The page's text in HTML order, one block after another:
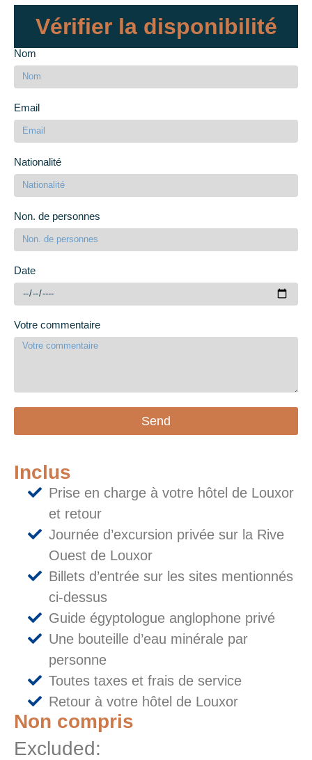
Vérifier la disponibilité
Nom
Email
Nationalité
Non. de personnes
Date
Votre commentaire
Send
Inclus
Prise en charge à votre hôtel de Louxor
et retour
Journée d’excursion privée sur la Rive
Ouest de Louxor
Billets d’entrée sur les sites mentionnés
ci-dessus
Guide égyptologue anglophone privé
Une bouteille d’eau minérale par
personne
Toutes taxes et frais de service
Retour à votre hôtel de Louxor
Non compris
Excluded: